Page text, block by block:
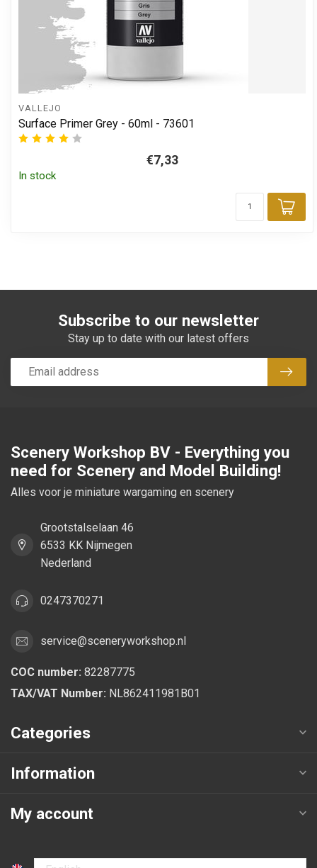
VALLEJO
Surface Primer Grey - 60ml - 73601
€7,33
In stock
Subscribe to our newsletter
Stay up to date with our latest offers
Scenery Workshop BV - Everything you
need for Scenery and Model Building!
Alles voor je miniature wargaming en scenery
Grootstalselaan 46
6533 KK Nijmegen
Nederland
0247370271
service@sceneryworkshop.nl
COC number: 82287775
TAX/VAT Number: NL862411981B01
Categories
Information
My account